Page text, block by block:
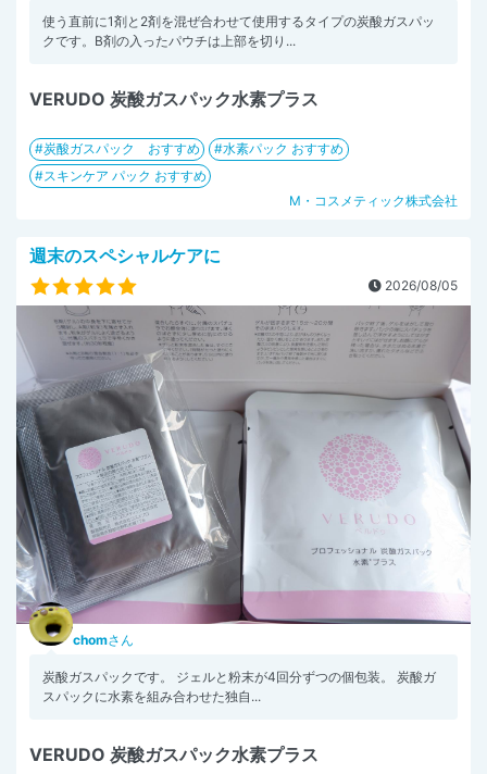
使う直前に1剤と2剤を混ぜ合わせて使用するタイプの炭酸ガスパッ
クです。B剤の入ったパウチは上部を切り...
VERUDO 炭酸ガスパック水素プラス
炭酸ガスパック おすすめ
水素パック おすすめ
スキンケア パック おすすめ
M・コスメティック株式会社
週末のスペシャルケアに
2026/08/05
chomさん
炭酸ガスパックです。 ジェルと粉末が4回分ずつの個包装。 炭酸ガ
スパックに水素を組み合わせた独自...
VERUDO 炭酸ガスパック水素プラス